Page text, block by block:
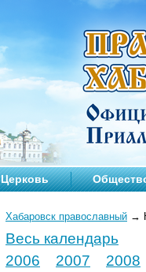
Церковь
Хабаровск православный →
Весь календарь
2006
2007 2008